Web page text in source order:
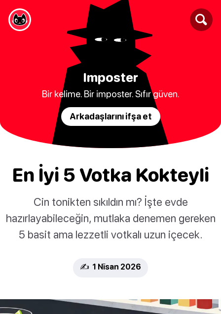
Imposter
Bir kelime. Bir imposter. Sıfır güven.
Arkadaşlarını ifşa et
En İyi 5 Votka Kokteyli
Cin tonikten sıkıldın mı? İşte evde
hazırlayabileceğin, mutlaka denemen gereken
5 basit ama lezzetli votkalı uzun içecek.
✍️ 1 Nīsan 2026